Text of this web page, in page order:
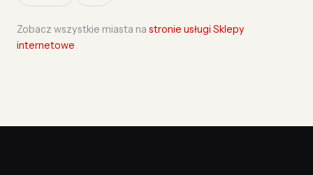
Zobacz wszystkie miasta na stronie usługi Sklepy
internetowe